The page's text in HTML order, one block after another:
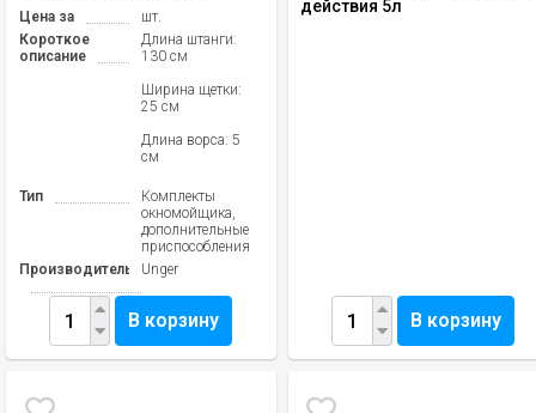
Цена за
шт.
Короткое
описание
Длина штанги:
130 см
Ширина щетки:
25 см
Длина ворса: 5
см
Тип
Комплекты
окномойщика,
дополнительные
приспособления
Производитель
Unger
В корзину
действия 5л
В корзину